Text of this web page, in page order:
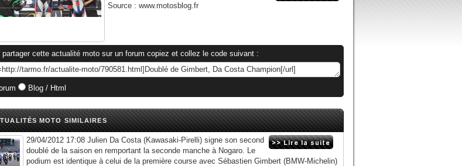
Source : www.motosblog.fr
partager cette actualité moto sur un forum copiez et collez le code suivant :
Blog / Html
MOTO SIMILAIRES
29/04/2012 17:08 Julien Da Costa (Kawasaki-Pirelli) signe son second
doublé de la saison en remportant la seconde manche à Nogaro. Le
podium est identique à celui de la première course avec Sébastien Gimbert (BMW-Michelin)